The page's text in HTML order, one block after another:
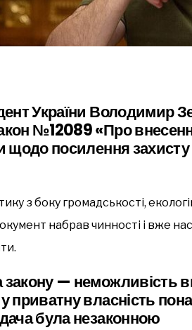
України Володимир
№12089 «Про
щодо посилення
з боку громадськості,
набрав чинності і вже
— неможливість
приватну власність
була незаконною